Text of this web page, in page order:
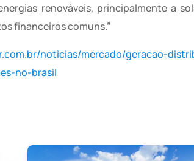
renováveis, principalmente a
financeiros comuns.”
noticias/mercado/geracao-
no-brasil